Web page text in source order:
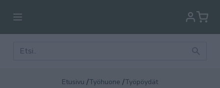
Etusivu /Työhuone /Työpöydät